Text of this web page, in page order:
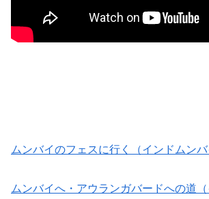
ムンバイのフェスに行く（インドムンバ
ムンバイへ・アウランガバードへの道